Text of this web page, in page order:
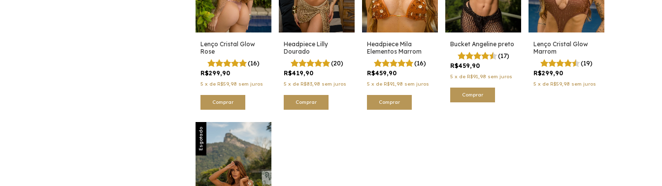
Lenço Cristal Glow
Rose
(16)
R$299,90
5 x de R$59,98 sem juros
Comprar
Headpiece Lilly
Dourado
(20)
R$419,90
5 x de R$83,98 sem juros
Comprar
Headpiece Mila
Elementos Marrom
(16)
R$459,90
5 x de R$91,98 sem juros
Comprar
Bucket Angeline preto
(17)
R$459,90
5 x de R$91,98 sem juros
Comprar
Lenço Cristal Glow
Marrom
(19)
R$299,90
5 x de R$59,98 sem juros
Esgotado